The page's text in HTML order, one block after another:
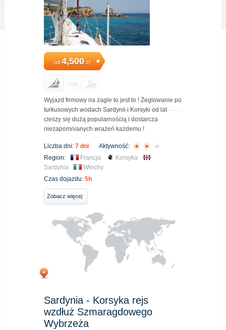
od 4,500zł
Wyjazd firmowy na żagle to jest to ! Żeglowanie po
turkusowych wodach Sardynii i Korsyki od lat
cieszy się dużą popularnością i dostarcza
niezapomnianych wrażeń każdemu !
Liczba dni: 7 dni
Aktywność:
Region:
Francja
Korsyka
Sardynia
Włochy
Czas dojazdu: 5h
Zobacz więcej
Sardynia - Korsyka rejs
wzdłuż Szmaragdowego
Wybrzeża